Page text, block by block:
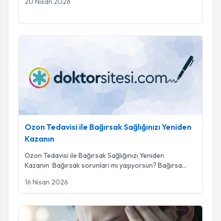
Ozon Tedavisi ile Bağırsak Sağlığınızı Yeniden
Kazanın
Ozon Tedavisi ile Bağırsak Sağlığınızı Yeniden
Kazanın Bağırsak sorunları mı yaşıyorsun? Bağırsa...
16 Nisan 2026
Migren Atağı Sadece Baş Ağrısı mı?